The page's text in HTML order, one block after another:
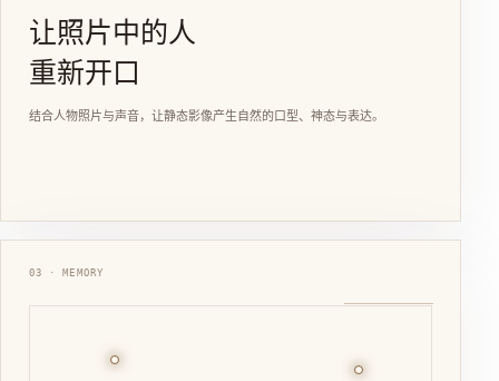
让照片中的人
重新开口
结合人物照片与声音，让静态影像产生自然的口型、神态与表达。
03 · MEMORY